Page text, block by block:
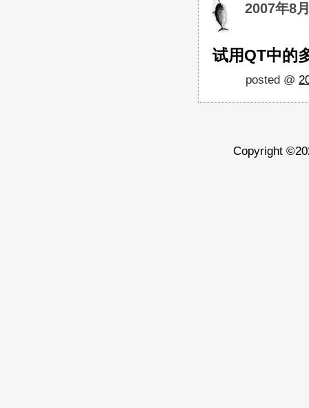
2007年8
试用QT中的
posted @
Copyright